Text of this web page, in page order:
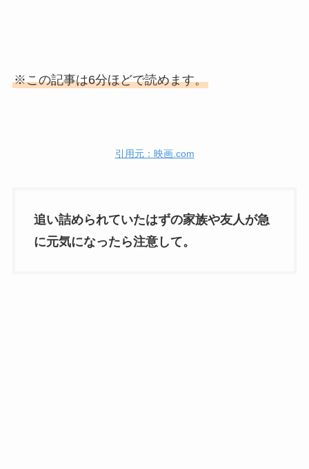
※この記事は6分ほどで読めます。
引用元：映画.com
追い詰められていたはずの家族や友人が急
に元気になったら注意して。